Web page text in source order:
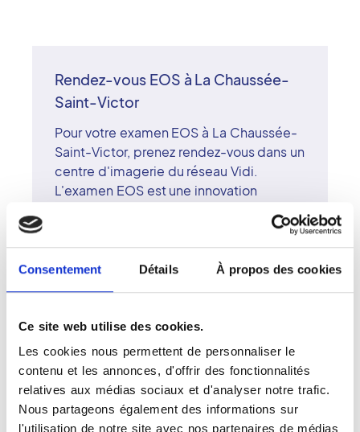
Consentement Détails À propos des cookies
Ce site web utilise des cookies.
Les cookies nous permettent de personnaliser le
contenu et les annonces, d'offrir des fonctionnalités
relatives aux médias sociaux et d'analyser notre trafic.
Nous partageons également des informations sur
l'utilisation de notre site avec nos partenaires de médias
Rendez-vous EOS à La Chaussée-
Saint-Victor
Pour votre examen EOS à La Chaussée-
Saint-Victor, prenez rendez-vous dans un
centre d'imagerie du réseau Vidi.
L'examen EOS est une innovation
images de face et de profil du squelette
entier en position debout, avec une
irradiation réduite. Cet outil est idéal
surspécialisés du centre interprètent les
images avec rigueur et précision,
accompagnés d'équipes formées aux
dernières technologies. Le réseau Vidi
associe excellence scientifique et
accompagnement humain. À La